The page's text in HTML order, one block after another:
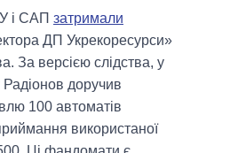
і САП затримали
ДП Укрекоресурси»
За версією слідства, у
доручив
100 автоматів
використаної